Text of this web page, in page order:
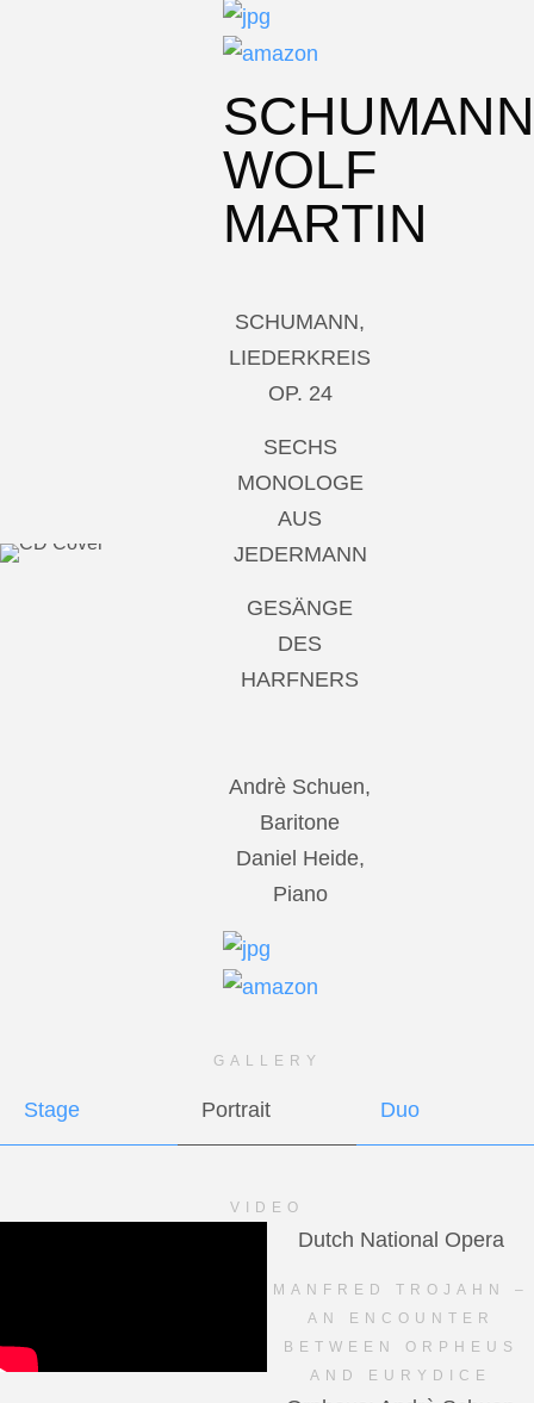
SCHUMANN
WOLF
MARTIN
SCHUMANN,
LIEDERKREIS
OP. 24
SECHS
MONOLOGE
AUS
JEDERMANN
GESÄNGE
DES
HARFNERS
Andrè Schuen,
Baritone
Daniel Heide,
Piano
GALLERY
Stage Portrait Duo
VIDEO
Dutch National Opera
MANFRED TROJAHN –
AN ENCOUNTER
BETWEEN ORPHEUS
AND EURYDICE